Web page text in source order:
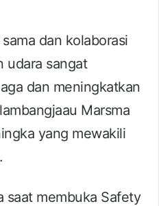
dan kolaborasi
udara sangat
dan meningkatkan
Marsma
yang mewakili
saat membuka Safety